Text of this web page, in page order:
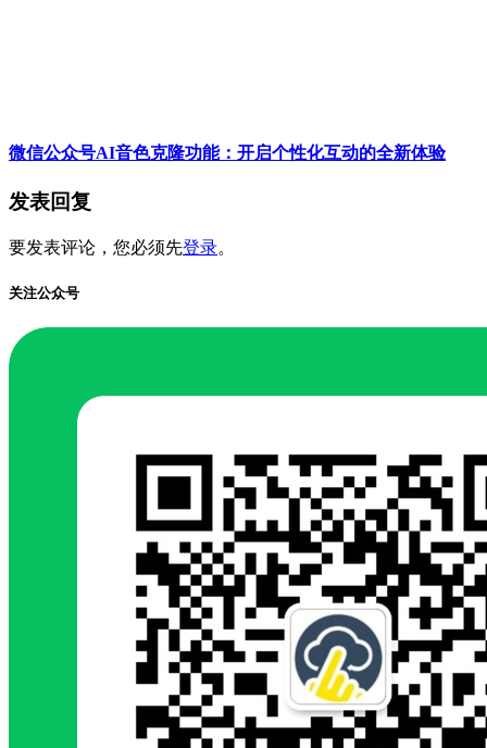
微信公众号AI音色克隆功能：开启个性化互动的全新体验
发表回复
要发表评论，您必须先登录。
关注公众号